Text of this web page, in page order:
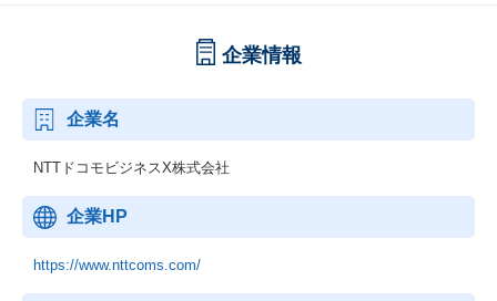
企業情報
企業名
NTTドコモビジネスX株式会社
企業HP
https://www.nttcoms.com/